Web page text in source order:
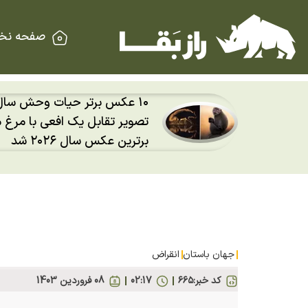
صفحه
راکت سرگردان و ۴ هزار کیلویی
کیلومتر در ساعت به ماه
جهان باستان انقراض
کد خبر:۶۶۵ 08 فروردين 1403 02:17